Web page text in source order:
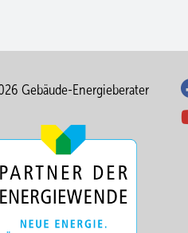
Gebäude-Energieberater